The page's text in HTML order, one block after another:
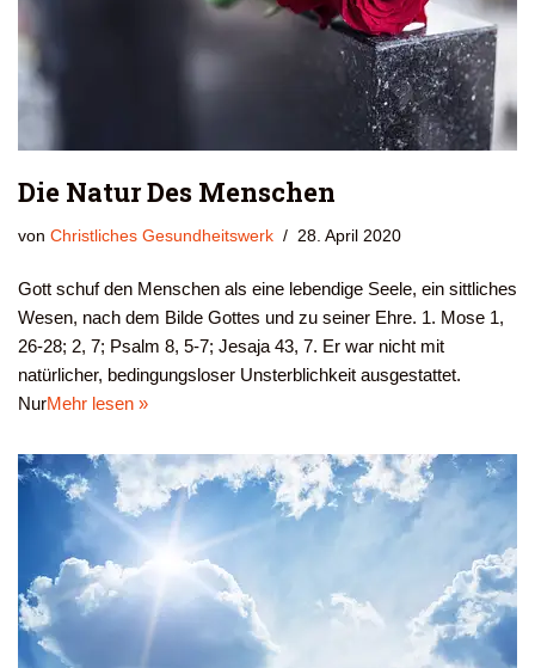
Die Natur Des Menschen
von Christliches Gesundheitswerk 28. April 2020
Gott schuf den Menschen als eine lebendige Seele, ein sittliches
Wesen, nach dem Bilde Gottes und zu seiner Ehre. 1. Mose 1,
26-28; 2, 7; Psalm 8, 5-7; Jesaja 43, 7. Er war nicht mit
natürlicher, bedingungsloser Unsterblichkeit ausgestattet.
NurMehr lesen »